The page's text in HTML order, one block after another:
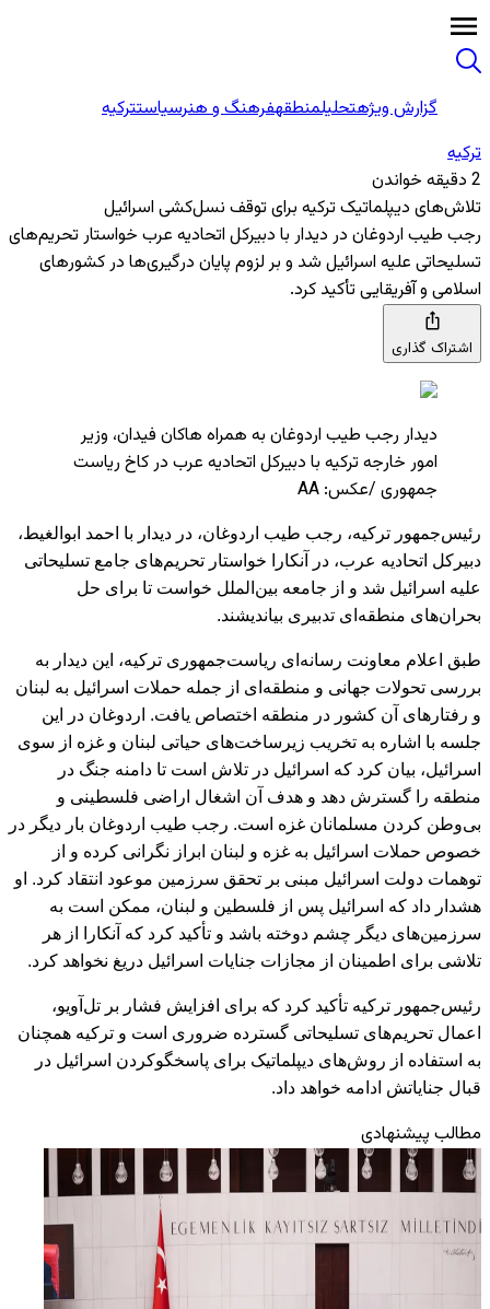
گزارش ویژهتحلیلمنطقهفرهنگ و هنرسیاستترکیه
ترکیه
2 دقیقه خواندن
تلاش‌های دیپلماتیک ترکیه برای توقف نسل‌کشی اسرائیل
رجب طیب اردوغان در دیدار با دبیرکل اتحادیه عرب خواستار تحریم‌های
تسلیحاتی علیه اسرائیل شد و بر لزوم پایان درگیری‌ها در کشورهای
اسلامی و آفریقایی تأکید کرد.
اشتراک گذاری
دیدار رجب طیب اردوغان به همراه هاکان فیدان، وزیر
امور خارجه ترکیه با دبیرکل اتحادیه عرب در کاخ ریاست
جمهوری /عکس: AA
رئیس‌جمهور ترکیه، رجب طیب اردوغان، در دیدار با احمد ابوالغیط،
دبیرکل اتحادیه عرب، در آنکارا خواستار تحریم‌های جامع تسلیحاتی
علیه اسرائیل شد و از جامعه بین‌الملل خواست تا برای حل
بحران‌های منطقه‌ای تدبیری بیاندیشند.
طبق اعلام معاونت رسانه‌ای ریاست‌جمهوری ترکیه، این دیدار به
بررسی تحولات جهانی و منطقه‌ای از جمله حملات اسرائیل به لبنان
و رفتارهای آن کشور در منطقه اختصاص یافت. اردوغان در این
جلسه با اشاره به تخریب زیرساخت‌های حیاتی لبنان و غزه از سوی
اسرائیل، بیان کرد که اسرائیل در تلاش است تا دامنه جنگ در
منطقه را گسترش دهد و هدف آن اشغال اراضی فلسطینی و
بی‌وطن کردن مسلمانان غزه است. رجب طیب اردوغان بار دیگر در
خصوص حملات اسرائیل به غزه و لبنان ابراز نگرانی کرده و از
توهمات دولت اسرائیل مبنی بر تحقق سرزمین موعود انتقاد کرد. او
هشدار داد که اسرائیل پس از فلسطین و لبنان، ممکن است به
سرزمین‌های دیگر چشم دوخته باشد و تأکید کرد که آنکارا از هر
تلاشی برای اطمینان از مجازات جنایات اسرائیل دریغ نخواهد کرد.
رئیس‌جمهور ترکیه تأکید کرد که برای افزایش فشار بر تل‌آویو،
اعمال تحریم‌های تسلیحاتی گسترده ضروری است و ترکیه همچنان
به استفاده از روش‌های دیپلماتیک برای پاسخگوکردن اسرائیل در
قبال جنایاتش ادامه خواهد داد.
مطالب پیشنهادی